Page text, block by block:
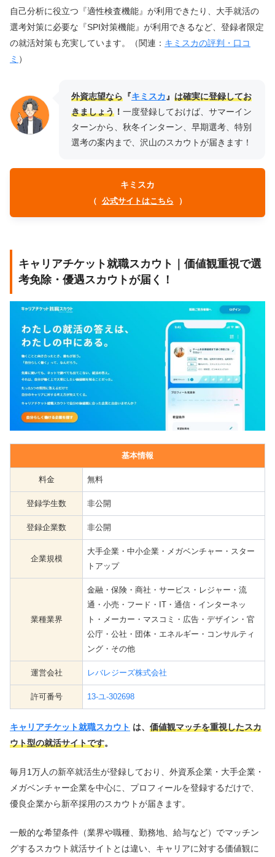
自己分析に役立つ『適性検査機能』が利用できたり、大手就活の
選考対策に必要な『SPI対策機能』が利用できるなど、登録者限定
の就活対策も充実しています。（関連： キミスカの評判・口コ
ミ ）
外資志望なら 『キミスカ 』 は確実に登録してお
きましょう ！ 一度登録しておけば、サマーイン
ターンから、秋冬インターン、早期選考、特別
選考の案内まで、沢山のスカウトが届きます！
キミスカ
（ 公式サイトはこちら ）
キャリアチケット就職スカウト｜価値観重視で選
考免除・優遇スカウトが届く！
基本情報
料金 無料
登録学生数 非公開
登録企業数 非公開
企業規模
大手企業・中小企業・メガベンチャー・スター
トアップ
業種業界
金融・保険・商社・サービス・レジャー・流
通・小売・フード・IT・通信・インターネッ
ト・メーカー・マスコミ・広告・デザイン・官
公庁・公社・団体・エネルギー・コンサルティ
ング・その他
運営会社 レバレジーズ株式会社
許可番号 13-ユ-302698
キャリアチケット就職スカウト は、 価値観マッチを重視したスカ
ウト型の就活サイトです。
毎月1万人の新卒就活生が登録しており、外資系企業・大手企業・
メガベンチャー企業を中心に、プロフィールを登録するだけで、
優良企業から新卒採用のスカウトが届きます。
一般的な希望条件（業界や職種、勤務地、給与など）でマッチン
グするスカウト就活サイトとは違い、キャリアに対する価値観に